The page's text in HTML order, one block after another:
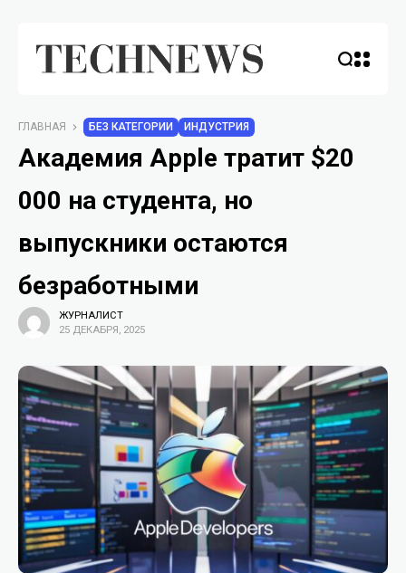
ГЛАВНАЯ БЕЗ КАТЕГОРИИ ИНДУСТРИЯ
Академия Apple тратит $20
000 на студента, но
выпускники остаются
безработными
ЖУРНАЛИСТ
25 ДЕКАБРЯ, 2025